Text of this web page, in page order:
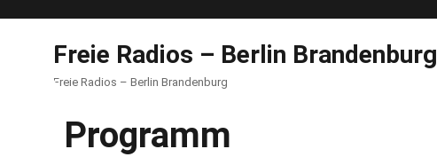
Freie Radios – Berlin Brandenburg
Freie Radios – Berlin Brandenburg
Programm